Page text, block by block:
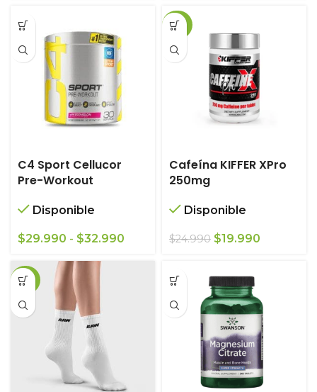
C4 Sport Cellucor
Pre-Workout
Disponible
$29.990 - $32.990
-20%
Cafeína KIFFER XPro
250mg
Disponible
$24.990 El
era:
$24.990.
$19.990
$19.990.
-36%